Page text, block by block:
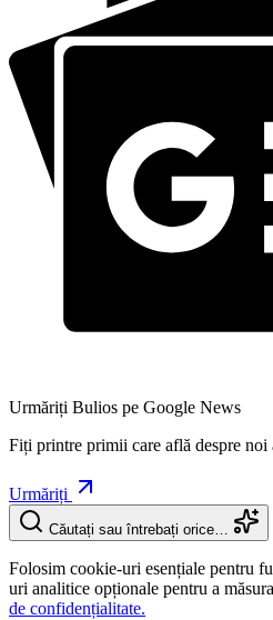
Urmăriți Bulios pe Google News
Fiți printre primii care află despre noi
Urmăriți
Căutați sau întrebați orice…
Folosim cookie-uri esențiale pentru
uri analitice opționale pentru a
de confidențialitate.